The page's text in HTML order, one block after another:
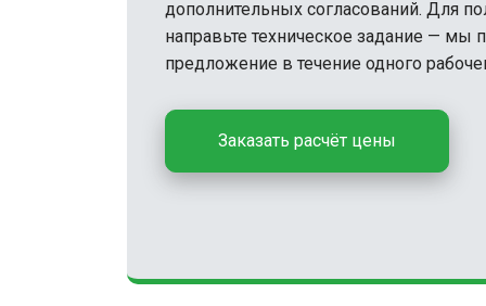
дополнительных согласований. Для
направьте техническое задание — мы
предложение в течение одного
Заказать расчёт цены